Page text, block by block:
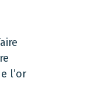
l’or